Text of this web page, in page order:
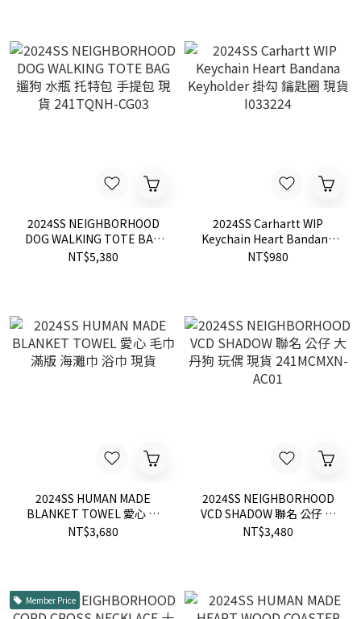
2024SS NEIGHBORHOOD
DOG WALKING TOTE BAG
遛狗 水瓶 托特包 手提包 現
NT$5,380
2024SS Carhartt WIP
Keychain Heart Bandana
Keyholder 掛勾 鑰匙圈 現貨
NT$980
2024SS HUMAN MADE
BLANKET TOWEL 愛心 毛
巾 滿版 海灘巾 浴巾 現貨
NT$3,680
2024SS NEIGHBORHOOD
VCD SHADOW 聯名 公仔 大
丹狗 玩偶 現貨 241MCMXN-
NT$3,480
Member Price